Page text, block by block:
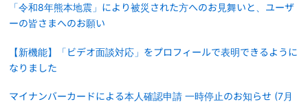
「令和8年熊本地震」により被災された方へのお見舞いと、ユーザ
ーの皆さまへのお願い
【新機能】「ビデオ面談対応」をプロフィールで表明できるように
なりました
マイナンバーカードによる本人確認申請 一時停止のお知らせ (7月